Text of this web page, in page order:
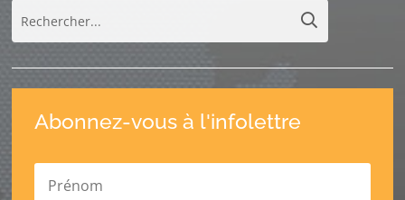
Abonnez-vous à l'infolettre